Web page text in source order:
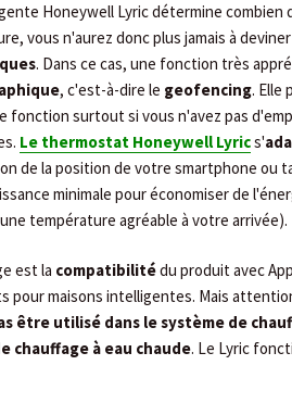
Honeywell Lyric détermine
vous n'aurez donc plus jamais à
. Dans ce cas, une fonction très
, c'est-à-dire le geofencing. Elle
fonction surtout si vous n'avez pas
Le thermostat Honeywell Lyrics'
de la position de votre smartphone ou
minimale pour économiser de
température agréable à votre arrivée).
est la compatibilitédu produit avec
pour maisons intelligentes. Mais
être utilisé dans le système de
chauffage à eau chaude. Le Lyric